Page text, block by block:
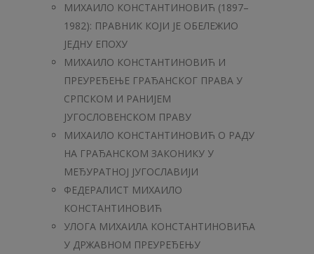
МИХАИЛО КОНСТАНТИНОВИЋ (1897–
1982): ПРАВНИК КОЈИ ЈЕ ОБЕЛЕЖИО
ЈЕДНУ ЕПОХУ
МИХАИЛО КОНСТАНТИНОВИЋ И
ПРЕУРЕЂЕЊЕ ГРАЂАНСКОГ ПРАВА У
СРПСКОМ И РАНИЈЕМ
ЈУГОСЛОВЕНСКОМ ПРАВУ
МИХАИЛО КОНСТАНТИНОВИЋ О РАДУ
НА ГРАЂАНСКОМ ЗАКОНИКУ У
МЕЂУРАТНОЈ ЈУГОСЛАВИЈИ
ФЕДЕРАЛИСТ МИХАИЛО
КОНСТАНТИНОВИЋ
УЛОГА МИХАИЛА КОНСТАНТИНОВИЋА
У ДРЖАВНОМ ПРЕУРЕЂЕЊУ